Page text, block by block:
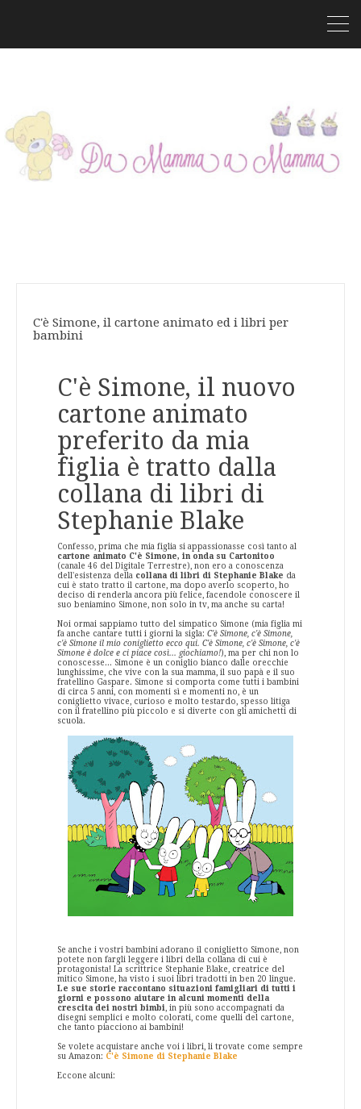
C'è Simone, il cartone animato ed i libri per
bambini
C'è Simone, il nuovo
cartone animato
preferito da mia
figlia è tratto dalla
collana di libri di
Stephanie Blake
Confesso, prima che mia figlia si appassionasse così tanto al
cartone animato C'è Simone, in onda su Cartonitoo
(canale 46 del Digitale Terrestre), non ero a conoscenza
dell'esistenza della collana di libri di Stephanie Blake da
cui è stato tratto il cartone, ma dopo averlo scoperto, ho
deciso di renderla ancora più felice, facendole conoscere il
suo beniamino Simone, non solo in tv, ma anche su carta!
Noi ormai sappiamo tutto del simpatico Simone (mia figlia mi
fa anche cantare tutti i giorni la sigla: C'è Simone, c'è Simone,
c'è Simone il mio coniglietto ecco qui. C'è Simone, c'è Simone, c'è
Simone è dolce e ci piace così... giochiamo!), ma per chi non lo
conoscesse... Simone è un coniglio bianco dalle orecchie
lunghissime, che vive con la sua mamma, il suo papà e il suo
fratellino Gaspare. Simone si comporta come tutti i bambini
di circa 5 anni, con momenti sì e momenti no, è un
coniglietto vivace, curioso e molto testardo, spesso litiga
con il fratellino più piccolo e si diverte con gli amichetti di
scuola.
Se anche i vostri bambini adorano il coniglietto Simone, non
potete non fargli leggere i libri della collana di cui è
protagonista! La scrittrice Stephanie Blake, creatrice del
mitico Simone, ha visto i suoi libri tradotti in ben 20 lingue.
Le sue storie raccontano situazioni famigliari di tutti i
giorni e possono aiutare in alcuni momenti della
crescita dei nostri bimbi , in più sono accompagnati da
disegni semplici e molto colorati, come quelli del cartone,
che tanto piacciono ai bambini!
Se volete acquistare anche voi i libri, li trovate come sempre
su Amazon: C'è Simone di Stephanie Blake
Eccone alcuni: